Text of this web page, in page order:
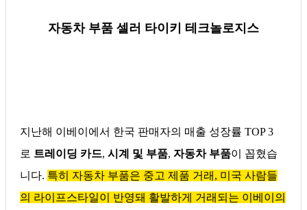
자동차 부품 셀러 타이키 테크놀로지스
지난해 이베이에서 한국 판매자의 매출 성장률 TOP 3
로 트레이딩 카드, 시계 및 부품, 자동차 부품이 꼽혔습
니다. 특히 자동차 부품은 중고 제품 거래, 미국 사람들
의 라이프스타일이 반영돼 활발하게 거래되는 이베이의